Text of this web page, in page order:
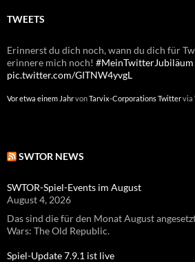
TWEETS
Erinnerst du dich noch, wann du dich für
erinnere mich noch! #MeinTwitterJubiläum
pic.twitter.com/GITNW4yvgL
Vor etwa einem JahrvonTarvix-Corporations Twittervia
SWTOR NEWS
SWTOR-Spiel-Events im August
August 4, 2026
Das sind die für den Monat August
Wars: The Old Republic.
Spiel-Update 7.9.1 ist live